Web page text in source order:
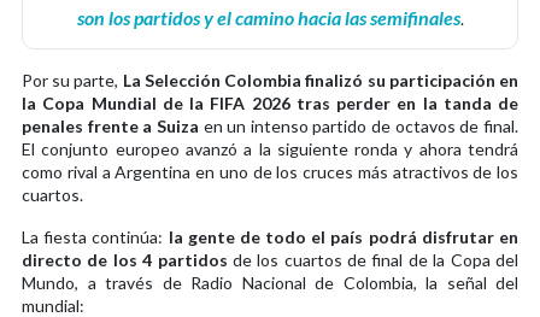
son los partidos y el camino hacia las semifinales.
Por su parte, La Selección Colombia finalizó su participación en
la Copa Mundial de la FIFA 2026 tras perder en la tanda de
penales frente a Suiza en un intenso partido de octavos de final.
El conjunto europeo avanzó a la siguiente ronda y ahora tendrá
como rival a Argentina en uno de los cruces más atractivos de los
cuartos.
La fiesta continúa: la gente de todo el país podrá disfrutar en
directo de los 4 partidos de los cuartos de final de la Copa del
Mundo, a través de Radio Nacional de Colombia, la señal del
mundial: